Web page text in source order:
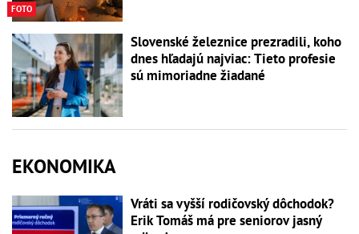
FOTO
Slovenské železnice prezradili, koho
dnes hľadajú najviac: Tieto profesie
sú mimoriadne žiadané
EKONOMIKA
Vráti sa vyšší rodičovský dôchodok?
Erik Tomáš má pre seniorov jasný